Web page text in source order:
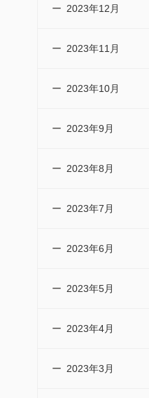
2023年12月
2023年11月
2023年10月
2023年9月
2023年8月
2023年7月
2023年6月
2023年5月
2023年4月
2023年3月